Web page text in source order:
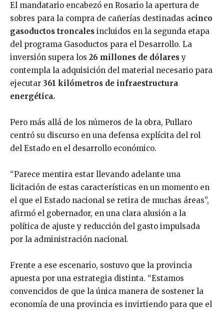
El mandatario encabezó en Rosario la apertura de
sobres para la compra de cañerías destinadas acinco
gasoductos troncales incluidos en la segunda etapa
del programa Gasoductos para el Desarrollo. La
inversión supera los 26 millones de dólaresy
contempla la adquisición del material necesario para
ejecutar 361 kilómetros de infraestructura
energética.
Pero más allá de los números de la obra, Pullaro
centró su discurso en una defensa explícita del rol
del Estado en el desarrollo económico.
“Parece mentira estar llevando adelante una
licitación de estas características en un momento en
el que el Estado nacional se retira de muchas áreas”,
afirmó el gobernador, en una clara alusión a la
política de ajuste y reducción del gasto impulsada
por la administración nacional.
Frente a ese escenario, sostuvo que la provincia
apuesta por una estrategia distinta. “Estamos
convencidos de que la única manera de sostener la
economía de una provincia es invirtiendo para que el